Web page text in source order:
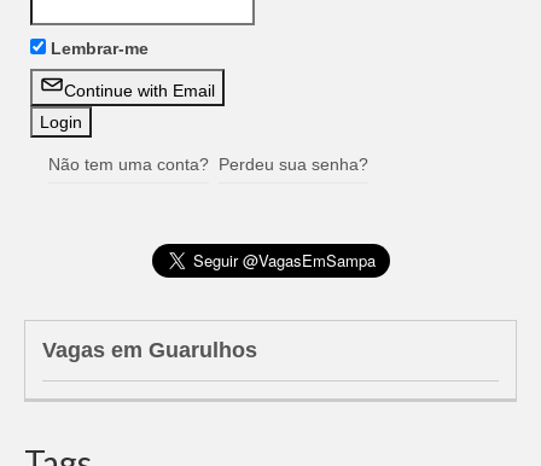
Lembrar-me
Continue with Email
Não tem uma conta? Perdeu sua senha?
Vagas em Guarulhos